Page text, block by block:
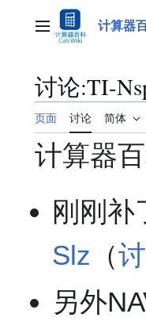
主菜单 计算器
讨论:TI-
页面 讨论 简体
计算器
刚刚补
Slz （
另外